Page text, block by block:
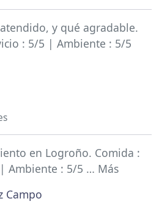
y qué agradable.
: 5/5 | Ambiente : 5/5
en Logroño. Comida :
Ambiente : 5/5 … Más
Campo